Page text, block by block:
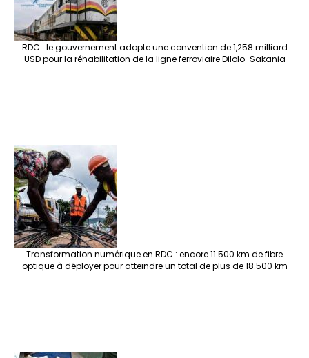
RDC : le gouvernement adopte une convention de 1,258 milliard
USD pour la réhabilitation de la ligne ferroviaire Dilolo-Sakania
Transformation numérique en RDC : encore 11.500 km de fibre
optique à déployer pour atteindre un total de plus de 18.500 km